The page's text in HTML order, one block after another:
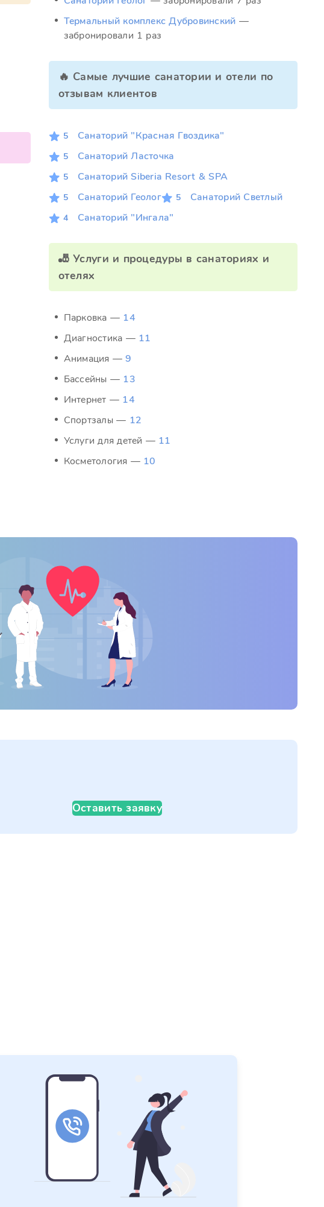
Термальный комплекс Дубровинский —
забронировали 1 раз
🔥 Самые лучшие санатории и отели по
отзывам клиентов
5 Санаторий "Красная Гвоздика"
5 Санаторий Ласточка
5 Санаторий Siberia Resort & SPA
5 Санаторий Геолог 5 Санаторий Светлый
4 Санаторий "Ингала"
🎳 Услуги и процедуры в санаториях и
отелях
Парковка — 14
Диагностика — 11
Анимация —9
Бассейны — 13
Интернет — 14
Спортзалы — 12
Услуги для детей — 11
Косметология — 10
Оставить заявку